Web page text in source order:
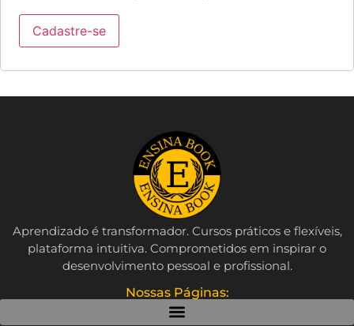
Cadastre-se
Aprendizado é transformador. Cursos práticos e flexíveis,
plataforma intuitiva. Comprometidos em inspirar o
desenvolvimento pessoal e profissional.
Nossas Páginas: